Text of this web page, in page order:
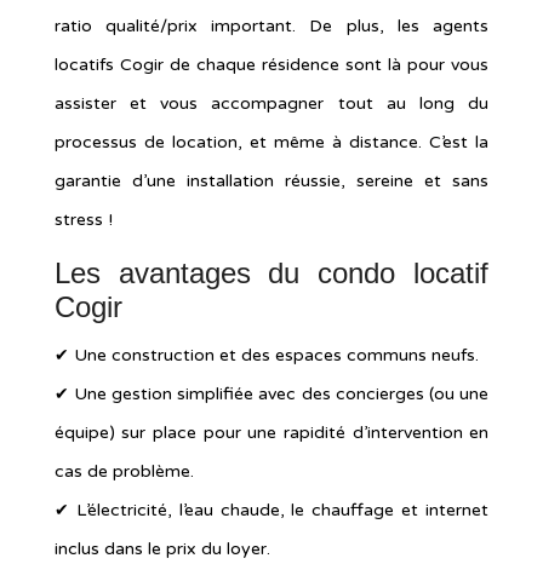
ratio qualité/prix important. De plus, les agents
locatifs Cogir de chaque résidence sont là pour vous
assister et vous accompagner tout au long du
processus de location, et même à distance. C’est la
garantie d’une installation réussie, sereine et sans
stress !
Les avantages du condo locatif
Cogir
✔︎ Une construction et des espaces communs neufs.
✔︎ Une gestion simplifiée avec des concierges (ou une
équipe) sur place pour une rapidité d’intervention en
cas de problème.
✔︎ L’électricité, l’eau chaude, le chauffage et internet
inclus dans le prix du loyer.